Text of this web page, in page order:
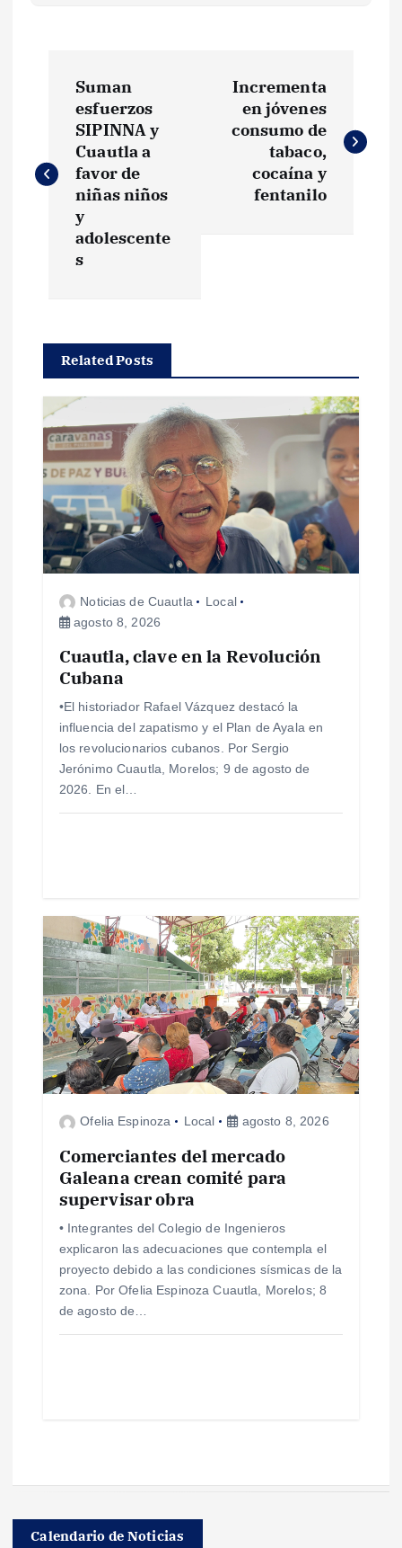
v
c
ó
n
d
e
s
Suman
esfuerzos
SIPINNA y
Cuautla a
favor de
niñas niños
y
adolescente
s
Incrementa
en jóvenes
consumo de
tabaco,
cocaína y
fentanilo
Related Posts
Noticias de Cuautla
Local
agosto 8, 2026
Cuautla, clave en la Revolución
Cubana
•El historiador Rafael Vázquez destacó la
influencia del zapatismo y el Plan de Ayala en
los revolucionarios cubanos. Por Sergio
Jerónimo Cuautla, Morelos; 9 de agosto de
2026. En el…
Ofelia Espinoza Local agosto 8, 2026
Comerciantes del mercado
Galeana crean comité para
supervisar obra
• Integrantes del Colegio de Ingenieros
explicaron las adecuaciones que contempla el
proyecto debido a las condiciones sísmicas de la
zona. Por Ofelia Espinoza Cuautla, Morelos; 8
de agosto de…
Calendario de Noticias